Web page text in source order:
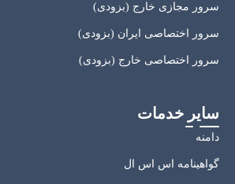
سرور مجازی خارج (بزودی)
سرور اختصاصی ایران (بزودی)
سرور اختصاصی خارج (بزودی)
سایر خدمات
دامنه
گواهینامه اس اس ال